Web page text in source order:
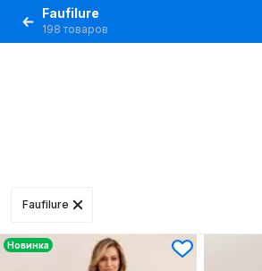
Faufilure
198 товаров
Faufilure
Новинка